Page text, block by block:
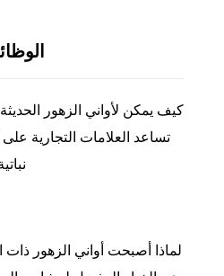
كيف يمكن لأواني الزهور
تساعد العلامات التجارية
لماذا أصبحت أواني الزهور ذات